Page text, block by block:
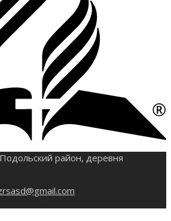
район, деревня